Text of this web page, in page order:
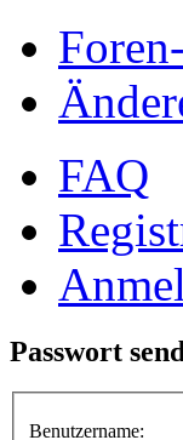
FAQ
Passwort
Benutzername: